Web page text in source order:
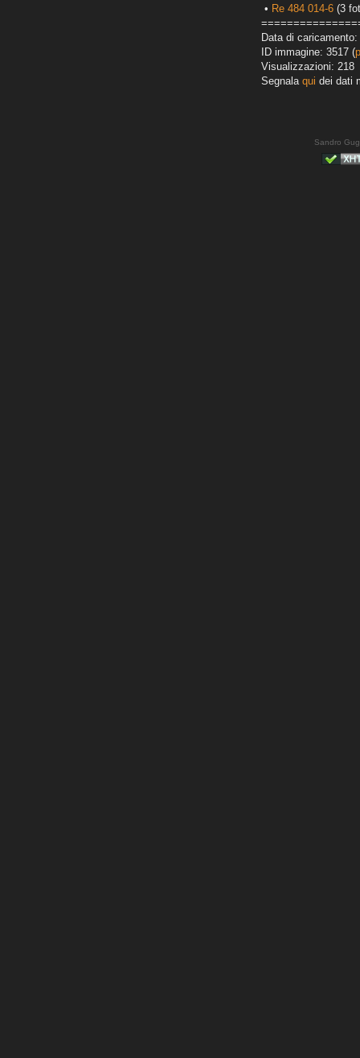
• Re 484 014-6 (3
Data di
ID immagine: 3517 (
Visualizzazioni: 218
Segnala qui dei dati
Sandro